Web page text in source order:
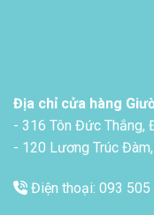
Địa chỉ cửa hàng
- 316 Tôn Đức Thắng,
- 120 Lương Trúc
Điện thoại: 093